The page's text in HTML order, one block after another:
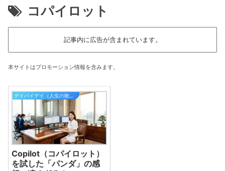
コパイロット
記事内に広告が含まれています。
本サイトはプロモーション情報を含みます。
デイバイデイ（人生の散歩道）
Copilot（コパイロット）
を試した「パンダ」の感